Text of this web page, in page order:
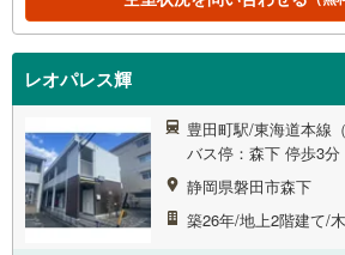
レオパレス輝
豊田町駅/東海道本線
バス停：森下 停歩3分
静岡県磐田市森下
築26年/地上2階建て/